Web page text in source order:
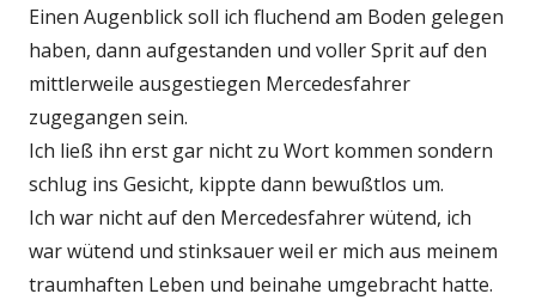
Einen Augenblick soll ich fluchend am Boden gelegen
haben, dann aufgestanden und voller Sprit auf den
mittlerweile ausgestiegen Mercedesfahrer
zugegangen sein.
Ich ließ ihn erst gar nicht zu Wort kommen sondern
schlug ins Gesicht, kippte dann bewußtlos um.
Ich war nicht auf den Mercedesfahrer wütend, ich
war wütend und stinksauer weil er mich aus meinem
traumhaften Leben und beinahe umgebracht hatte.